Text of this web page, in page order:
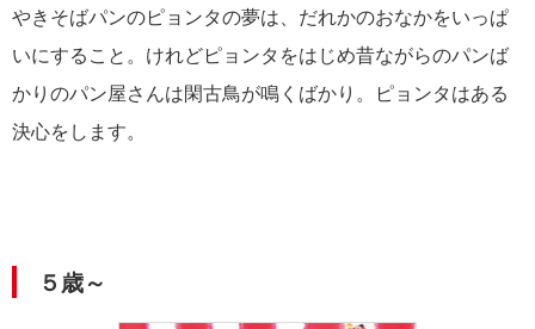
やきそばパンのピョンタの夢は、だれかのおなかをいっぱ
いにすること。けれどピョンタをはじめ昔ながらのパンば
かりのパン屋さんは閑古鳥が鳴くばかり。ピョンタはある
決心をします。
５歳～